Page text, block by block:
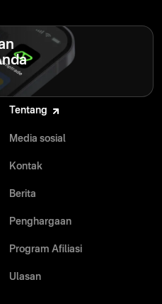
Tentang
Media sosial
Kontak
Berita
Penghargaan
Program Afiliasi
Ulasan